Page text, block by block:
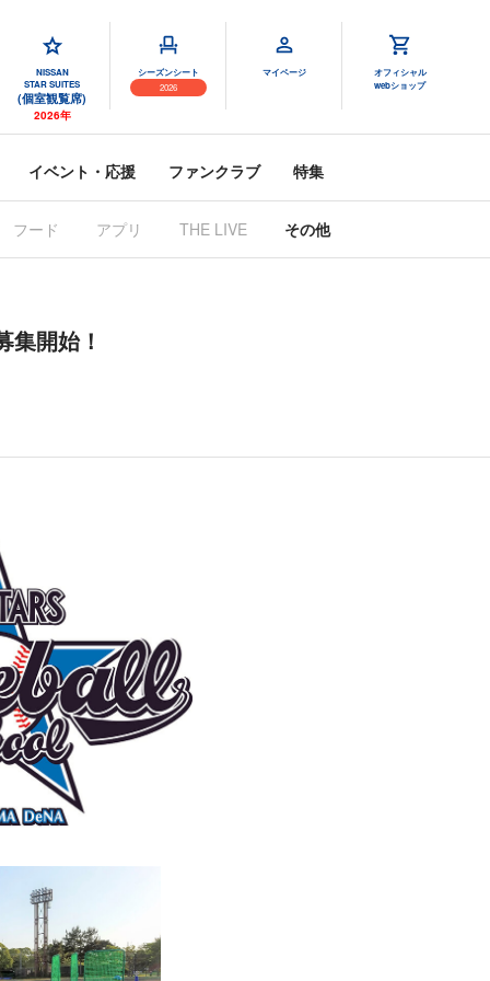
NISSAN
STAR SUITES
(個室観覧席)
2026年
シーズンシート
2026
マイページ
オフィシャル
webショップ
イベント・応援 ファンクラブ 特集
フード アプリ THE LIVE その他
開始！